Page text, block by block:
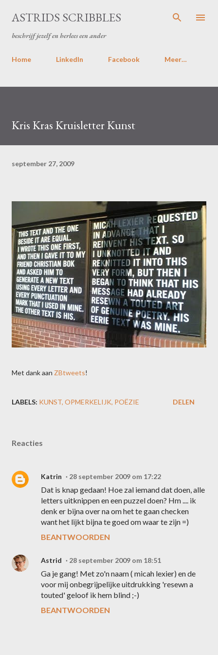
Doorgaan naar hoofdcontent
ASTRIDS SCRIBBLES
beschrijf jezelf en herlees een ander
Home LinkedIn Facebook Meer…
Kris Kras Kruisletter Kunst
september 27, 2009
Met dank aan ZBtweets!
LABELS: KUNST OPMERKELIJK POËZIE DELEN
Reacties
Katrin 28 september 2009 om 17:22
Dat is knap gedaan! Hoe zal iemand dat doen, alle
letters uitknippen en een puzzel doen? Hm .... ik
denk er bijna over na om het te gaan checken
want het lijkt bijna te goed om waar te zijn =)
BEANTWOORDEN
Astrid 28 september 2009 om 18:51
Ga je gang! Met zo'n naam ( micah lexier) en de
voor mij onbegrijpelijke uitdrukking 'resewn a
touted' geloof ik hem blind ;-)
BEANTWOORDEN